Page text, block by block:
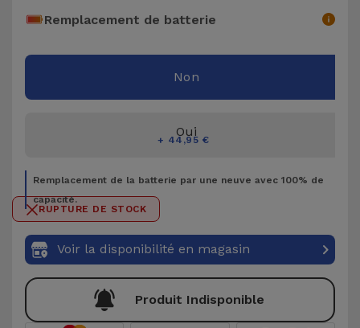
Accessoires
Mobilité,
Vélo
Accessoires
iPad et
Tablette
Kids
Remplacement de batterie
Non
Oui
+ 44,95 €
Remplacement de la batterie par une neuve avec 100% de
capacité.
RUPTURE DE STOCK
Voir la disponibilité en magasin
Produit Indisponible